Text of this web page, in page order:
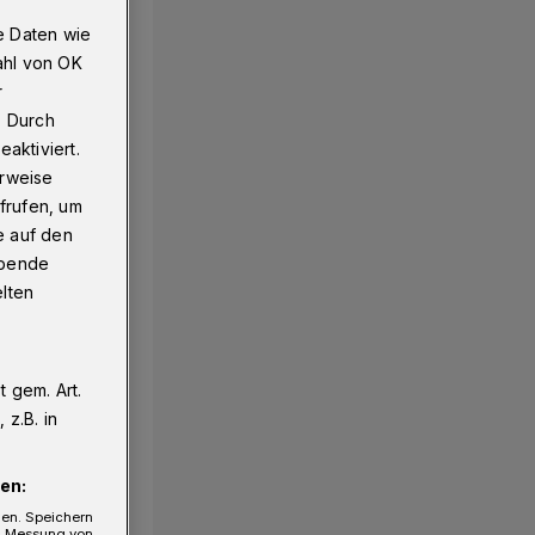
Daten wie
von OK
Durch
um
auf den
gem. Art.
z.B. in
Speichern